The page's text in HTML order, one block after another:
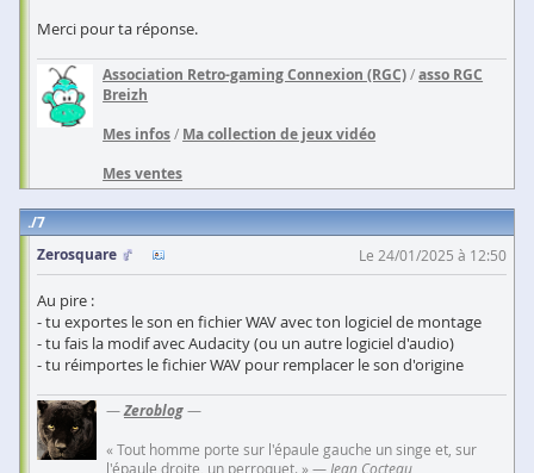
Merci pour ta réponse.
Association Retro-gaming Connexion (RGC)/asso RGC
Breizh
Mes infos/ Ma collection de jeux vidéo
Mes ventes
7
Zerosquare
Le 24/01/2025 à 12:50
Au pire :
- tu exportes le son en fichier WAV avec ton logiciel de montage
- tu fais la modif avec Audacity (ou un autre logiciel d'audio)
- tu réimportes le fichier WAV pour remplacer le son d'origine
—Zeroblog—
« Tout homme porte sur l'épaule gauche un singe et, sur
l'épaule droite, un perroquet. » — Jean Cocteau